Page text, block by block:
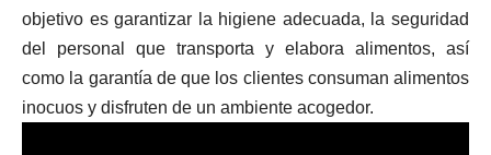
objetivo es garantizar la higiene adecuada, la seguridad
del personal que transporta y elabora alimentos, así
como la garantía de que los clientes consuman alimentos
inocuos y disfruten de un ambiente acogedor.